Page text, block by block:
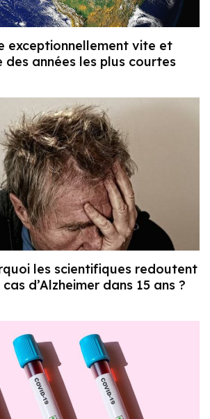
exceptionnellement vite et
des années les plus courtes
les scientifiques redoutent
d’Alzheimer dans 15 ans ?